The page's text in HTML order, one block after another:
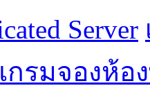
Server
กรมจองห้อ